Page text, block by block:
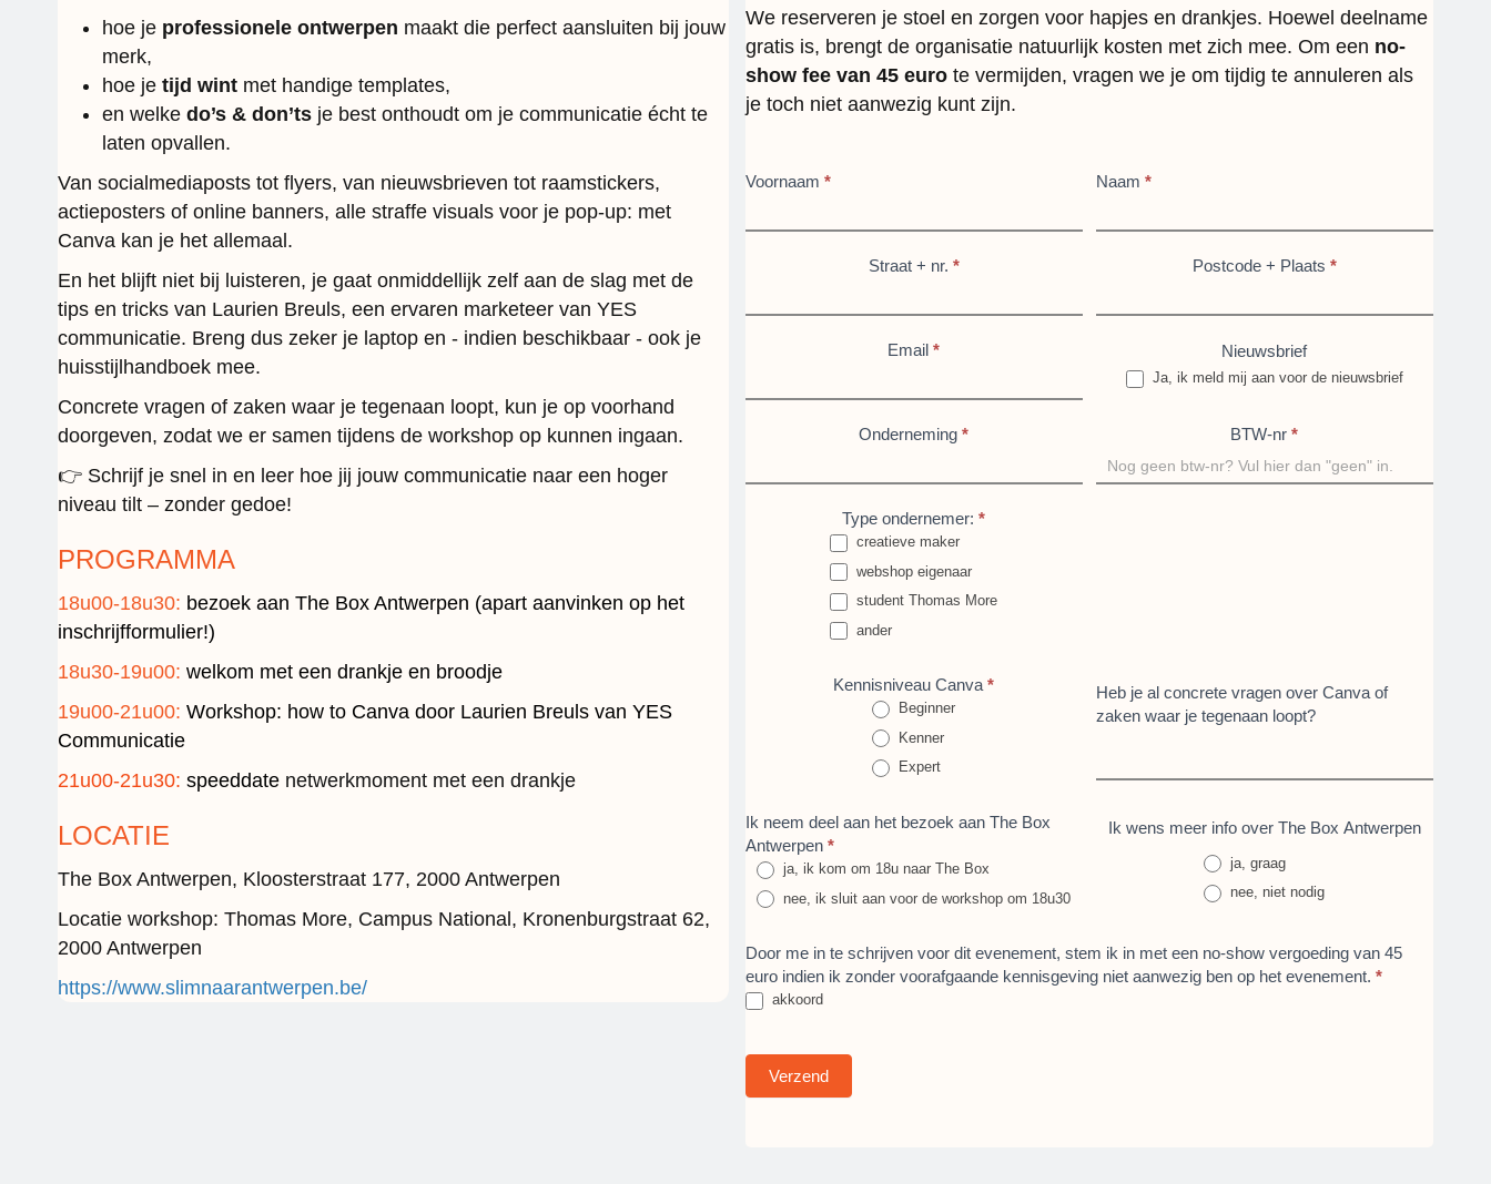
hoe je professionele ontwerpen maakt die perfect aansluiten bij jouw
merk,
hoe je tijd wint met handige templates,
en welke do’s & don’ts je best onthoudt om je communicatie écht te
laten opvallen.
Van socialmediaposts tot flyers, van nieuwsbrieven tot raamstickers,
actieposters of online banners, alle straffe visuals voor je pop-up: met
Canva kan je het allemaal.
En het blijft niet bij luisteren, je gaat onmiddellijk zelf aan de slag met de
tips en tricks van Laurien Breuls, een ervaren marketeer van YES
communicatie. Breng dus zeker je laptop en - indien beschikbaar - ook je
huisstijlhandboek mee.
Concrete vragen of zaken waar je tegenaan loopt, kun je op voorhand
doorgeven, zodat we er samen tijdens de workshop op kunnen ingaan.
👉 Schrijf je snel in en leer hoe jij jouw communicatie naar een hoger
niveau tilt – zonder gedoe!
PROGRAMMA
18u00-18u30: bezoek aan The Box Antwerpen (apart aanvinken op het
inschrijfformulier!)
18u30-19u00: welkom met een drankje en broodje
19u00-21u00: Workshop: how to Canva door Laurien Breuls van YES
Communicatie
21u00-21u30: speeddate netwerkmoment met een drankje
LOCATIE
The Box Antwerpen, Kloosterstraat 177, 2000 Antwerpen
Locatie workshop: Thomas More, Campus National, Kronenburgstraat 62,
2000 Antwerpen
https://www.slimnaarantwerpen.be/
We reserveren je stoel en zorgen voor hapjes en drankjes. Hoewel deelname
gratis is, brengt de organisatie natuurlijk kosten met zich mee. Om een no-
show fee van 45 euro te vermijden, vragen we je om tijdig te annuleren als
je toch niet aanwezig kunt zijn.
How-
Voornaam * Naam*
Straat + nr. * Postcode + Plaats *
Email* Nieuwsbrief
Ja, ik meld mij aan voor de nieuwsbrief
Onderneming* BTW-nr*
Type ondernemer:*
creatieve maker
webshop eigenaar
student Thomas More
ander
Kennisniveau Canva*
Beginner
Kenner
Expert
Heb je al concrete vragen over Canva of
zaken waar je tegenaan loopt?
Ik neem deel aan het bezoek aan The Box
Antwerpen *
ja, ik kom om 18u naar The Box
nee, ik sluit aan voor de workshop om 18u30
Ik wens meer info over The Box Antwerpen
ja, graag
nee, niet nodig
Door me in te schrijven voor dit evenement, stem ik in met een no-show vergoeding van 45
euro indien ik zonder voorafgaande kennisgeving niet aanwezig ben op het evenement. *
akkoord
Verzend